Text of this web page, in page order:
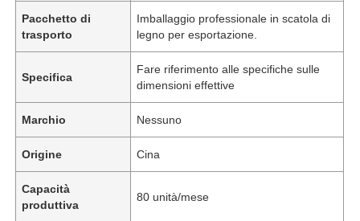
Pacchetto di
trasporto
Imballaggio professionale in scatola di
legno per esportazione.
Specifica
Fare riferimento alle specifiche sulle
dimensioni effettive
Marchio Nessuno
Origine Cina
Capacità
produttiva
80 unità/mese